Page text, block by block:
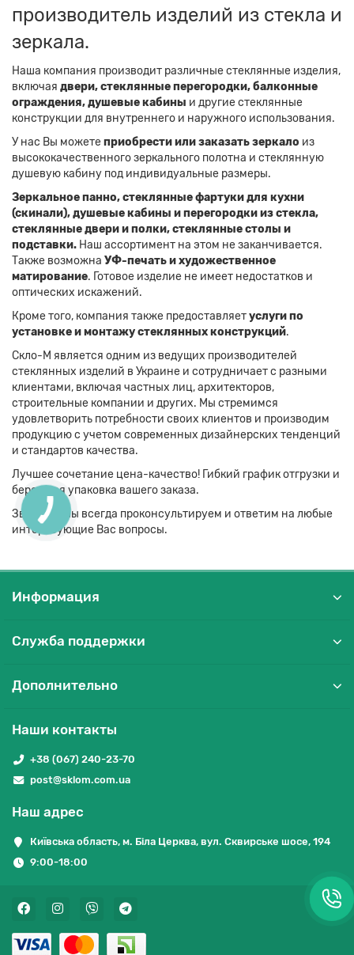
производитель изделий из стекла и
зеркала.
Наша компания производит различные стеклянные изделия,
включая двери, стеклянные перегородки, балконные
ограждения, душевые кабины и другие стеклянные
конструкции для внутреннего и наружного использования.
У нас Вы можетеприобрести или заказать зеркало из
высококачественного зеркального полотна и стеклянную
душевую кабину под индивидуальные размеры.
Зеркальное панно, стеклянные фартуки для кухни
(скинали), душевые кабины и перегородки из стекла,
стеклянные двери и полки, стеклянные столы и
подставки. Наш ассортимент на этом не заканчивается.
Также возможна УФ-печать и художественное
матирование. Готовое изделие не имеет недостатков и
оптических искажений.
Кроме того, компания также предоставляетуслуги по
установке и монтажу стеклянных конструкций.
Скло-М является одним из ведущих производителей
стеклянных изделий в Украине и сотрудничает с разными
клиентами, включая частных лиц, архитекторов,
строительные компании и других. Мы стремимся
удовлетворить потребности своих клиентов и производим
продукцию с учетом современных дизайнерских тенденций
и стандартов качества.
Лучшее сочетание цена-качество! Гибкий график отгрузки и
бережная упаковка вашего заказа.
Звоните! Мы всегда проконсультируем и ответим на любые
интересующие Вас вопросы.
Информация
Служба поддержки
Дополнительно
Наши контакты
+38 (067) 240-23-70
post@sklom.com.ua
Наш адрес
Київська область, м. Біла Церква, вул. Сквирське шосе, 194
9:00-18:00